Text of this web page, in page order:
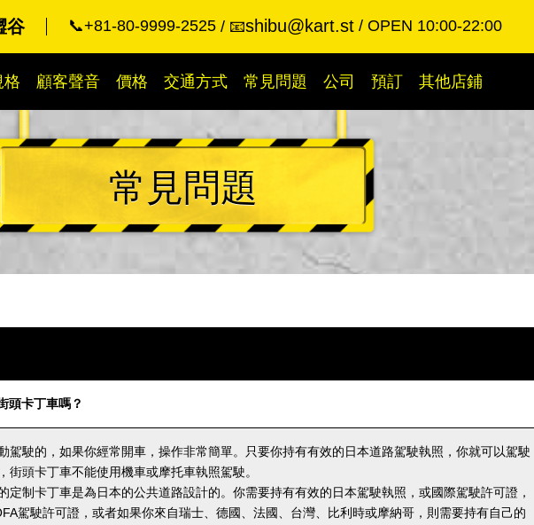
谷 📞+81-80-9999-2525 📧shibu@kart.st OPEN 10:00-22:00
格 顧客聲音 價格 交通方式 常見問題 公司 預訂 其他店鋪
常見問題
頭卡丁車嗎？
駕駛的，如果你經常開車，操作非常簡單。只要你持有有效的日本道路駕駛執照，你就可以駕駛
街頭卡丁車不能使用機車或摩托車執照駕駛。
定制卡丁車是為日本的公共道路設計的。你需要持有有效的日本駕駛執照，或國際駕駛許可證，
駕駛許可證，或者如果你來自瑞士、德國、法國、台灣、比利時或摩納哥，則需要持有自己的